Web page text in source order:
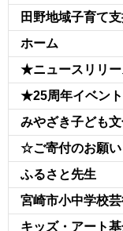
田野地域子育て
ホーム
★ニュースリリー
★25周年イベン
みやざき子ども
☆ご寄付のお願い
ふるさと先生
宮崎市小中学校
キッズ・アート